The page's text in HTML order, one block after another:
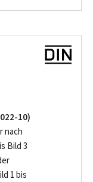
10)
nach
Bild 3
1 bis